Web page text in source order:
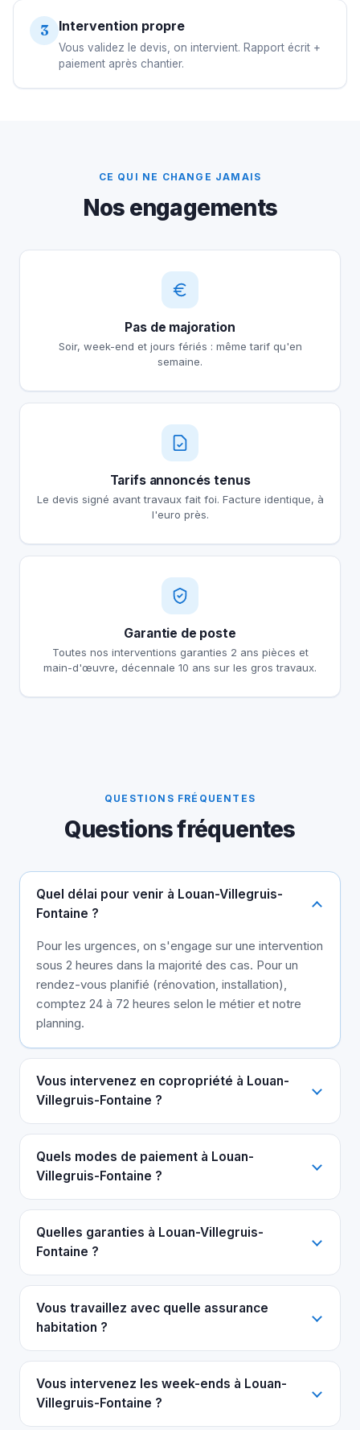
3 Intervention propre
Vous validez le devis, on intervient. Rapport écrit +
paiement après chantier.
CE QUI NE CHANGE JAMAIS
Nos engagements
Pas de majoration
Soir, week-end et jours fériés : même tarif qu'en
semaine.
Tarifs annoncés tenus
Le devis signé avant travaux fait foi. Facture identique, à
l'euro près.
Garantie de poste
Toutes nos interventions garanties 2 ans pièces et
main-d'œuvre, décennale 10 ans sur les gros travaux.
QUESTIONS FRÉQUENTES
Questions fréquentes
Quel délai pour venir à Louan-Villegruis-
Fontaine ?
Pour les urgences, on s'engage sur une intervention
sous 2 heures dans la majorité des cas. Pour un
rendez-vous planifié (rénovation, installation),
comptez 24 à 72 heures selon le métier et notre
planning.
Vous intervenez en copropriété à Louan-
Villegruis-Fontaine ?
Quels modes de paiement à Louan-
Villegruis-Fontaine ?
Quelles garanties à Louan-Villegruis-
Fontaine ?
Vous travaillez avec quelle assurance
habitation ?
Vous intervenez les week-ends à Louan-
Villegruis-Fontaine ?